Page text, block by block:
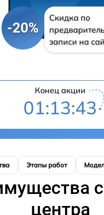
-20%
Скидка по
записи на
Конец акции
01:13:43
Этапы работ
центра